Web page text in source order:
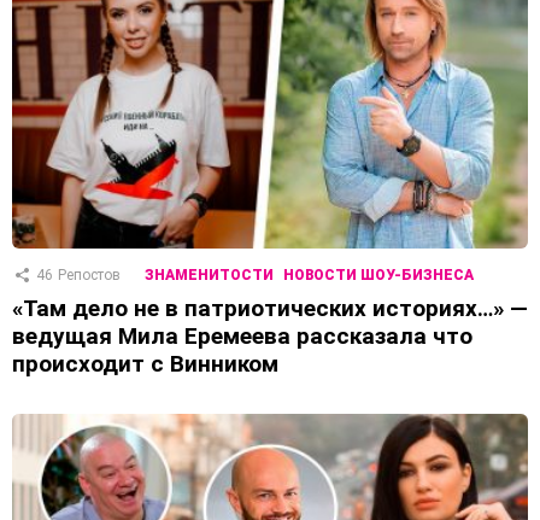
46 Репостов ЗНАМЕНИТОСТИ НОВОСТИ ШОУ-БИЗНЕСА
«Там дело не в патриотических историях…» —
ведущая Мила Еремеева рассказала что
происходит с Винником